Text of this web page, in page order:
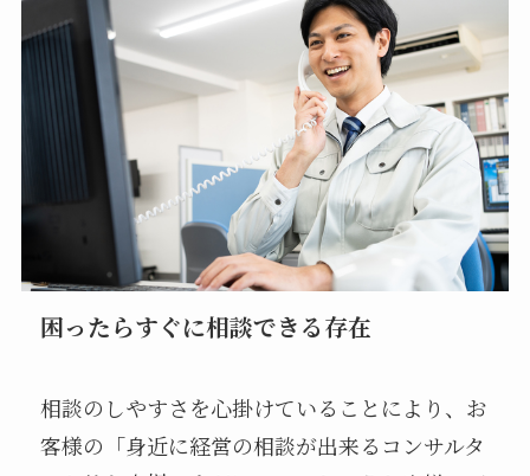
困ったらすぐに相談できる存在
相談のしやすさを心掛けていることにより、お
客様の「身近に経営の相談が出来るコンサルタ